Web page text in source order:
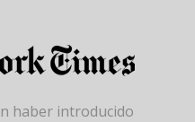
haber introducido